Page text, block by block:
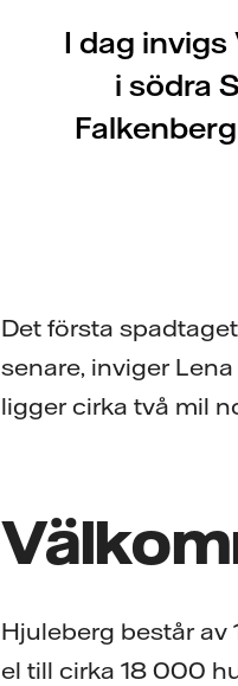
I dag
i södra
Det första
senare, inviger
ligger cirka två mil
Hjuleberg består
el till cirka 18 000